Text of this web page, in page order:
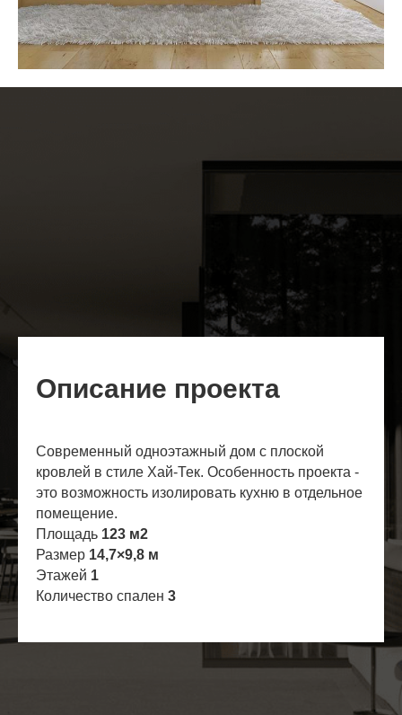
Описание проекта
Современный одноэтажный дом с плоской
кровлей в стиле Хай-Тек. Особенность проекта -
это возможность изолировать кухню в отдельное
помещение.
Площадь 123 м2
Размер 14,7×9,8 м
Этажей 1
Количество спален 3